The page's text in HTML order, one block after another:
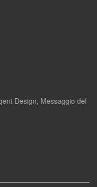
Design, Messaggio del